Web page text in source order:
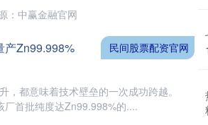
：中赢金融官网
产Zn99.998%
都意味着技术壁垒的一次成功跨越。
首批纯度达Zn99.998%的....
民间股票配资官网